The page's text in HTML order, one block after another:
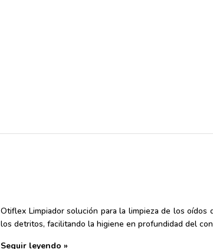
Otiflex Limpiadorsolución para la limpieza de los oídos
los detritos, facilitando la higiene en profundidad del
Seguir leyendo »